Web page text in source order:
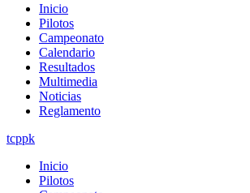
Inicio
Pilotos
Campeonato
Calendario
Resultados
Multimedia
Noticias
Reglamento
tcppk
Inicio
Pilotos